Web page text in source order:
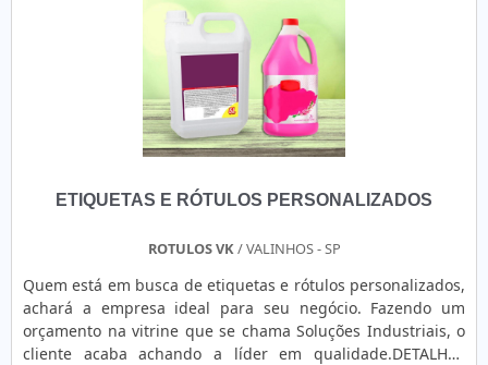
ETIQUETAS E RÓTULOS PERSONALIZADOS
ROTULOS VK/ VALINHOS - SP
Quem está em busca de etiquetas e rótulos personalizados,
achará a empresa ideal para seu negócio. Fazendo um
orçamento na vitrine que se chama Soluções Industriais, o
cliente acaba achando a líder em qualidade.DETALHES